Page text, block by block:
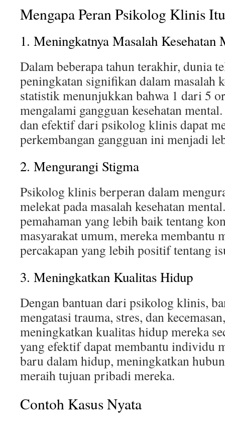
Mengapa Peran Psikolog Klinis
1. Meningkatnya Masalah Kesehatan
Dalam beberapa tahun terakhir, dunia
peningkatan signifikan dalam masalah
statistik menunjukkan bahwa 1 dari 5
mengalami gangguan kesehatan
dan efektif dari psikolog klinis dapat
perkembangan gangguan ini menjadi
2. Mengurangi Stigma
Psikolog klinis berperan dalam
melekat pada masalah kesehatan
pemahaman yang lebih baik tentang
masyarakat umum, mereka membantu
percakapan yang lebih positif tentang
3. Meningkatkan Kualitas Hidup
Dengan bantuan dari psikolog klinis,
mengatasi trauma, stres, dan
meningkatkan kualitas hidup mereka
yang efektif dapat membantu individu
baru dalam hidup, meningkatkan
meraih tujuan pribadi mereka.
Contoh Kasus Nyata